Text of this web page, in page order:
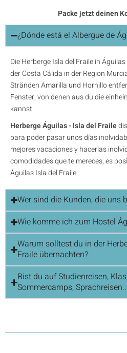
Packe jetzt deinen
¿Dónde está el Albergue de
Die Herberge Isla del Fraile in
der Costa Cálida in der Region
Stränden Amarilla und Hornillo
Fenster, von denen aus du die
kannst.
Herberge Águilas - Isla del Fraile
para poder pasar unos días
mejores vacaciones y hacerlas
comodidades que te mereces, es
Águilas Isla del Fraile.
Wer sind die Kunden, die uns
Wie komme ich zum Hostel
Warum solltest du in der
Fraile übernachten?
Bist du auf Studienreisen,
Sommercamps,